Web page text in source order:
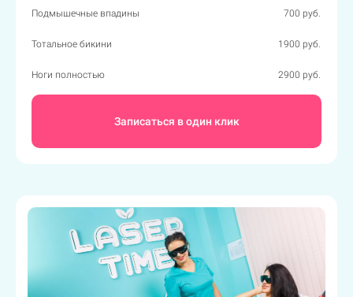
Подмышечные впадины 700 руб.
Тотальное бикини 1900 руб.
Ноги полностью 2900 руб.
Записаться в один клик